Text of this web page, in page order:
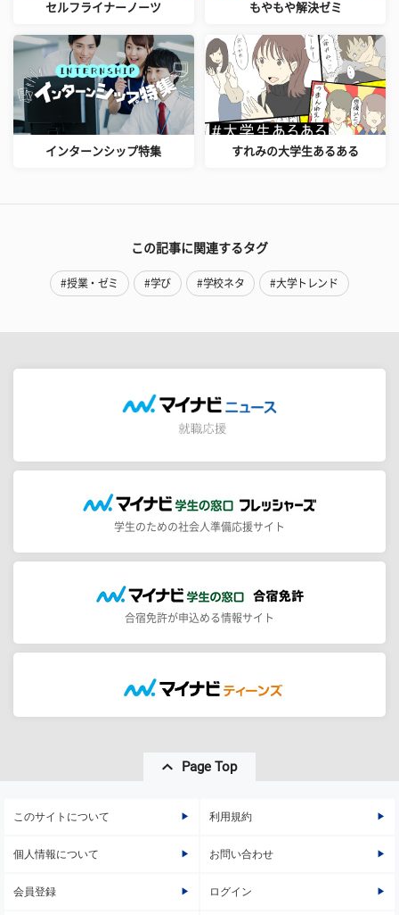
セルフライナーノーツ もやもや解決ゼミ
インターンシップ特集 すれみの大学生あるある
この記事に関連するタグ
#授業・ゼミ #学び #学校ネタ #大学トレンド
学生のための社会人準備応援サイト
合宿免許が申込める情報サイト
Page Top
このサイトについて 利用規約
個人情報について お問い合わせ
会員登録 ログイン